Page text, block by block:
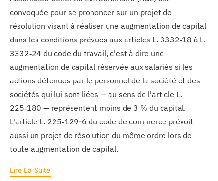
convoquée pour se prononcer sur un projet de
résolution visant à réaliser une augmentation de capital
dans les conditions prévues aux articles L. 3332‑18 à L.
3332‑24 du code du travail, c'est à dire une
augmentation de capital réservée aux salariés si les
actions détenues par le personnel de la société et des
sociétés qui lui sont liées — au sens de l'article L.
225‑180 — représentent moins de 3 % du capital.
L'article L. 225‑129-6 du code de commerce prévoit
aussi un projet de résolution du même ordre lors de
toute augmentation de capital.
Lire La Suite